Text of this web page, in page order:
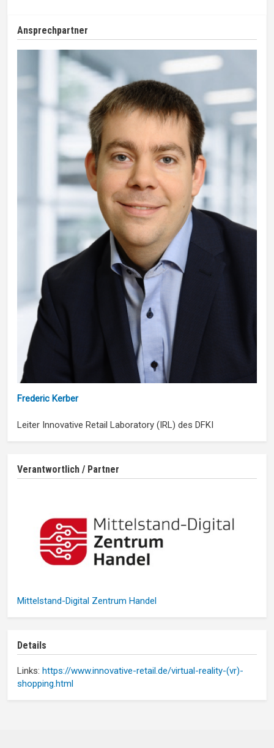
Ansprechpartner
Frederic Kerber
Leiter Innovative Retail Laboratory (IRL) des DFKI
Verantwortlich / Partner
Mittelstand-Digital Zentrum Handel
Details
Links: https://www.innovative-retail.de/virtual-reality-(vr)-
shopping.html